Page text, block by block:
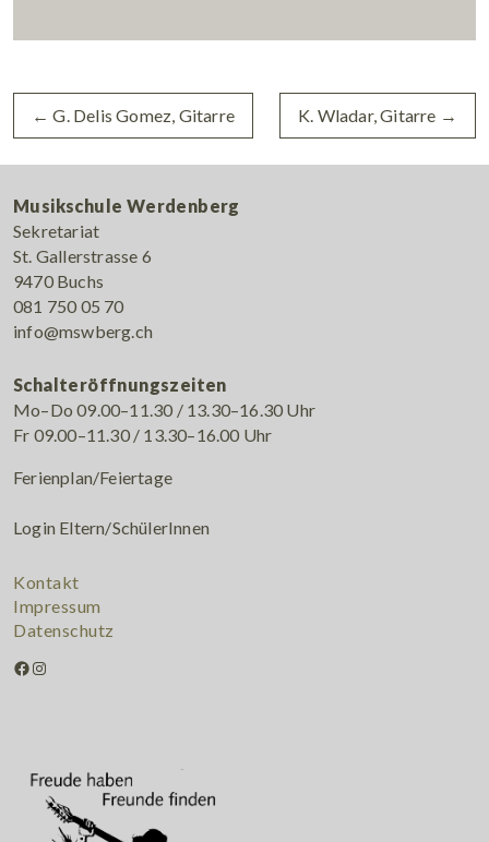
← G. Delis Gomez, Gitarre K. Wladar, Gitarre →
Musikschule Werdenberg
Sekretariat
St. Gallerstrasse 6
9470 Buchs
081 750 05 70
info@mswberg.ch
Schalteröffnungszeiten
Mo–Do 09.00–11.30 / 13.30–16.30 Uhr
Fr 09.00–11.30 / 13.30–16.00 Uhr
Ferienplan/Feiertage
Login Eltern/SchülerInnen
Kontakt
Impressum
Datenschutz
Facebook Instagram